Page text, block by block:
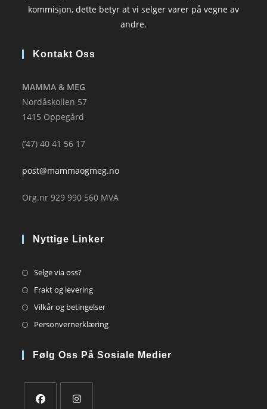
kommisjon, dette betyr at vi selger varer på vegne av
andre.
Kontakt Oss
MAMMA & MEG
Nordåskollen 57
1415 Oppegård
(’47) 40 41 56 17
post@mammaogmeg.no
Org.nr 929 990 560 MVA
Nyttige Linker
Selge via oss?Opens
in
Frakt og leveringOpens
in
tab
Vilkår og betingelserOpens
in
new
PersonvernerklæringOpens
a
Følg Oss På Sosiale Medier